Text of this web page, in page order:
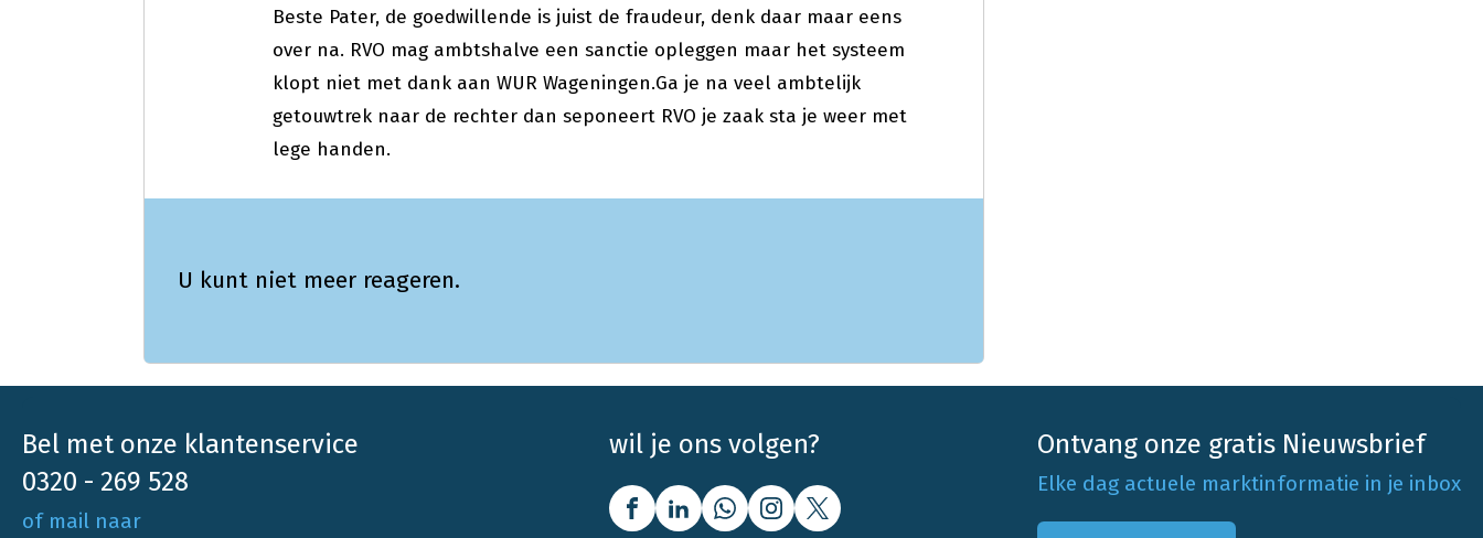
Beste Pater, de goedwillende is juist de fraudeur, denk daar maar eens
over na. RVO mag ambtshalve een sanctie opleggen maar het systeem
klopt niet met dank aan WUR Wageningen.Ga je na veel ambtelijk
getouwtrek naar de rechter dan seponeert RVO je zaak sta je weer met
lege handen.
U kunt niet meer reageren.
Bel met onze klantenservice
0320 - 269 528
of mail naar
wil je ons volgen? Ontvang onze gratis Nieuwsbrief
Elke dag actuele marktinformatie in je inbox